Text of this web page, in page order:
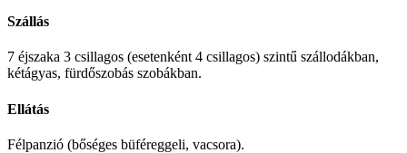
Szállás
7 éjszaka 3 csillagos (esetenként 4 csillagos) szintű szállodákban,
kétágyas, fürdőszobás szobákban.
Ellátás
Félpanzió (bőséges büféreggeli, vacsora).